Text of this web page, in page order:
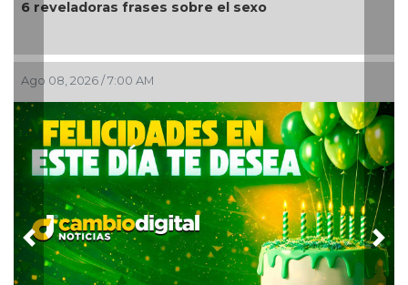
animales de compañía más queridos
Ago 07, 2026 / 11:44 PM
Previous